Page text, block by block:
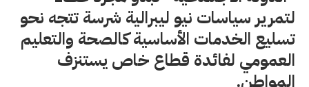
لتمرير سياسات نيو ليبرالية شرسة تتجه نحو
تسليع الخدمات الأساسية كالصحة والتعليم
العمومي لفائدة قطاع خاص يستنزف
المواطن.